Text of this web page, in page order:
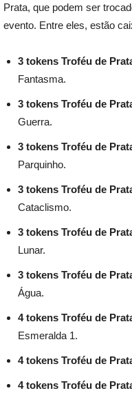
Prata, que podem ser
evento. Entre eles, estão
3 tokens Troféu de
Fantasma.
3 tokens Troféu de
Guerra.
3 tokens Troféu de
Parquinho.
3 tokens Troféu de
Cataclismo.
3 tokens Troféu de
Lunar.
3 tokens Troféu de
Água.
4 tokens Troféu de
Esmeralda 1.
4 tokens Troféu de
4 tokens Troféu de